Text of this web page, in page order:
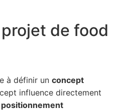
de food
à définir un concept
influence directement
positionnement